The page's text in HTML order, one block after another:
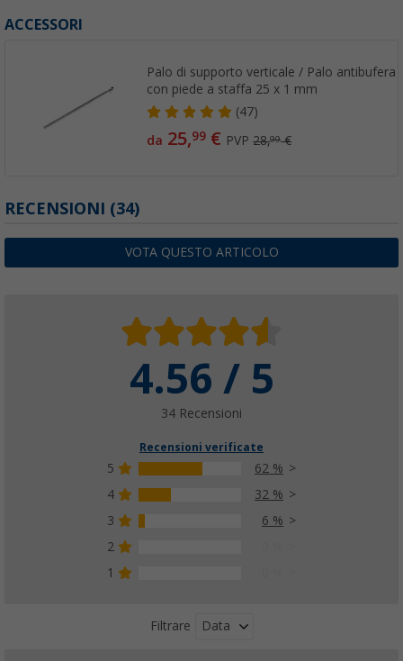
ACCESSORI
Palo di supporto verticale / Palo antibufera
con piede a staffa 25 x 1 mm
(47)
da 25,99 € PVP28,99€
RECENSIONI (34)
VOTA QUESTO ARTICOLO
4.56 / 5
34 Recensioni
Recensioni verificate
5
62 %
4
32 %
3
6 %
2
1
Filtrare Data